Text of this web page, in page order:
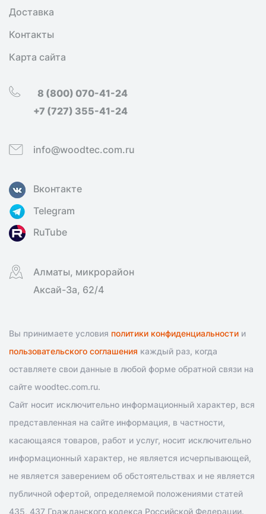
Доставка
Контакты
Карта сайта
8 (800) 070-41-24
+7 (727) 355-41-24
info@woodtec.com.ru
Вконтакте
Telegram
RuTube
Алматы, микрорайон
Аксай-3а, 62/4
Вы принимаете условия политики конфиденциальности и
пользовательского соглашения каждый раз, когда
оставляете свои данные в любой форме обратной связи на
сайте woodtec.com.ru.
Сайт носит исключительно информационный характер, вся
представленная на сайте информация, в частности,
касающаяся товаров, работ и услуг, носит исключительно
информационный характер, не является исчерпывающей,
не является заверением об обстоятельствах и не является
публичной офертой, определяемой положениями статей
435, 437 Гражданского кодекса Российской Федерации.